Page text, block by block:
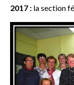
2017 : la section